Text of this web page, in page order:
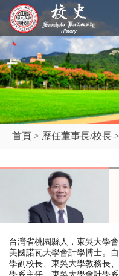
首頁 > 歷任董事長/校長 >
台灣省桃園縣人，東吳大學
美國諾瓦大學會計學博士。自
學副校長、 東吳大學教務長、